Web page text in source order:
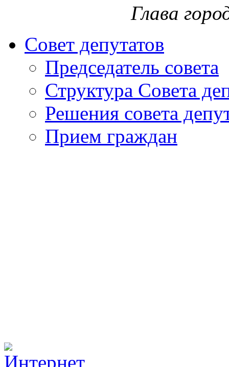
Глава
Совет депутатов
Председатель совета
Структура Совета
Решения совета
Прием граждан